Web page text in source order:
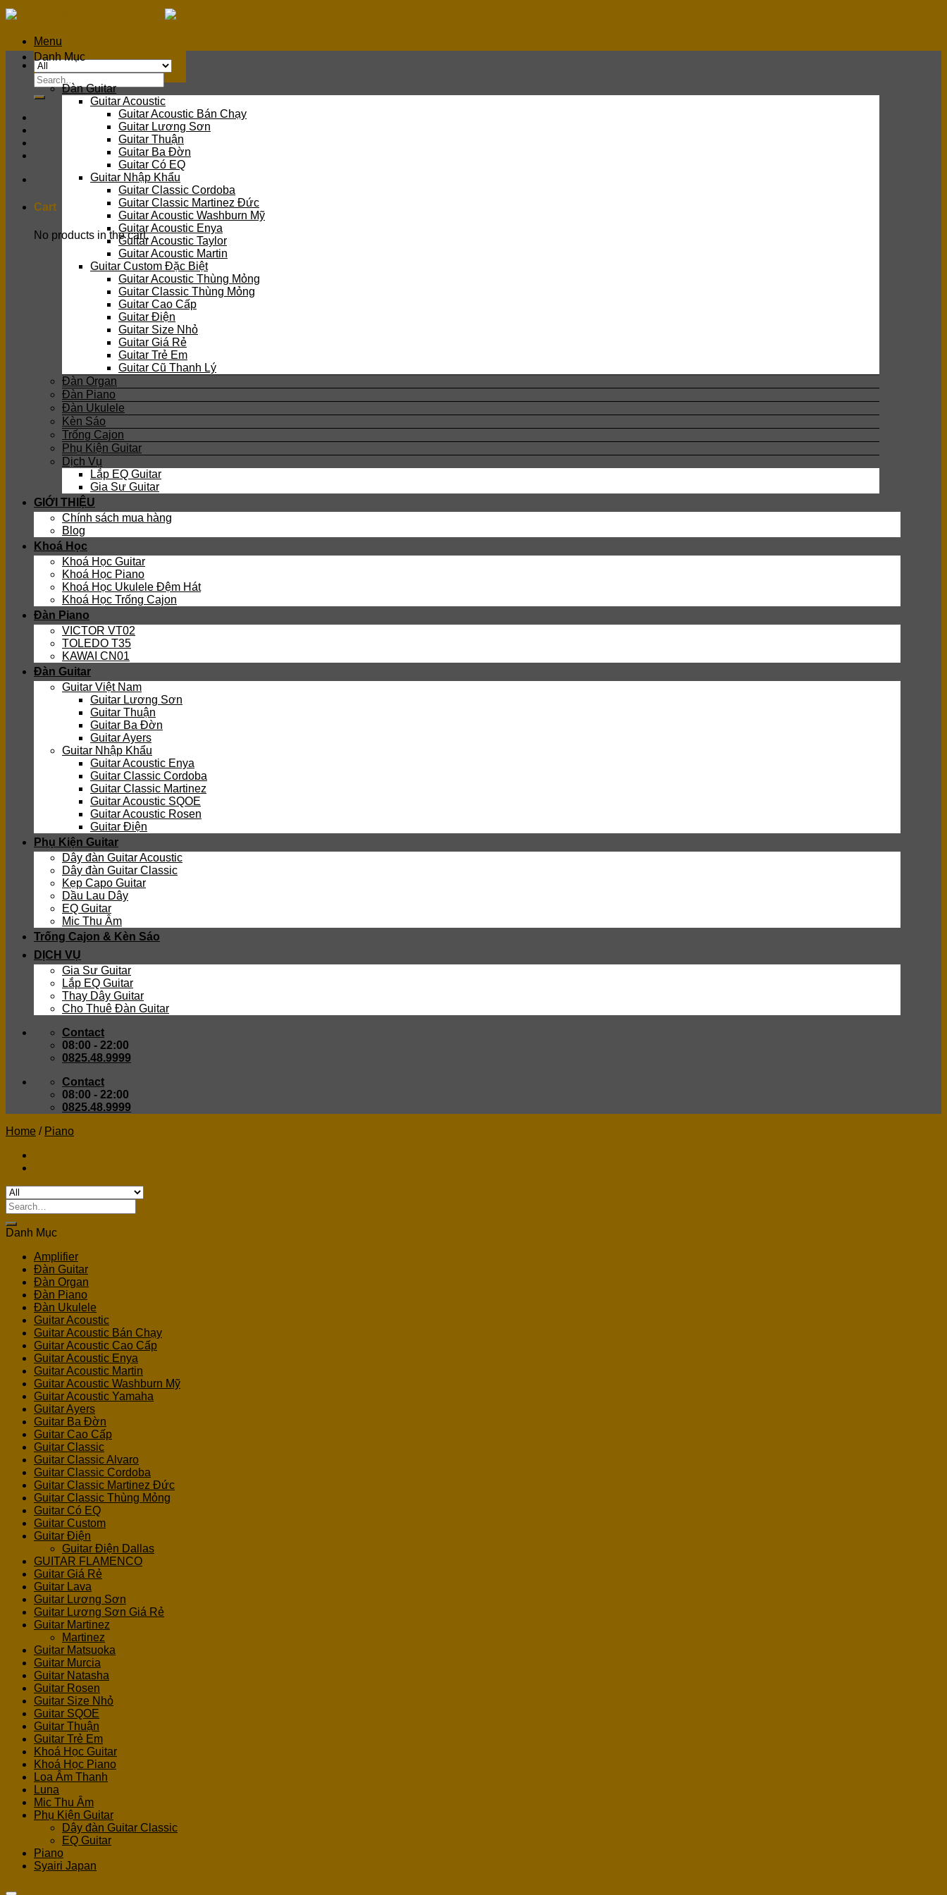
Skip
to
contentMenu
Search
for:
Cart
No products in the cart.
Danh Mục
Đàn Guitar
Guitar Acoustic
Guitar Acoustic Bán Chạy
Guitar Lương Sơn
Guitar Thuận
Guitar Ba Đờn
Guitar Có EQ
Guitar Nhập Khẩu
Guitar Classic Cordoba
Guitar Classic Martinez Đức
Guitar Acoustic Washburn Mỹ
Guitar Acoustic Enya
Guitar Acoustic Taylor
Guitar Acoustic Martin
Guitar Custom Đặc Biệt
Guitar Acoustic Thùng Mỏng
Guitar Classic Thùng Mỏng
Guitar Cao Cấp
Guitar Điện
Guitar Size Nhỏ
Guitar Giá Rẻ
Guitar Trẻ Em
Guitar Cũ Thanh Lý
Đàn Organ
Đàn Piano
Đàn Ukulele
Kèn Sáo
Trống Cajon
Phụ Kiện Guitar
Dịch Vụ
Lắp EQ Guitar
Gia Sư Guitar
GIỚI THIỆU
Chính sách mua hàng
Blog
Khoá Học
Khoá Học Guitar
Khoá Học Piano
Khoá Học Ukulele Đệm Hát
Khoá Học Trống Cajon
Đàn Piano
VICTOR VT02
TOLEDO T35
KAWAI CN01
Đàn Guitar
Guitar Việt Nam
Guitar Lương Sơn
Guitar Thuận
Guitar Ba Đờn
Guitar Ayers
Guitar Nhập Khẩu
Guitar Acoustic Enya
Guitar Classic Cordoba
Guitar Classic Martinez
Guitar Acoustic SQOE
Guitar Acoustic Rosen
Guitar Điện
Phụ Kiện Guitar
Dây đàn Guitar Acoustic
Dây đàn Guitar Classic
Kẹp Capo Guitar
Dầu Lau Dây
EQ Guitar
Mic Thu Âm
Trống Cajon & Kèn Sáo
DỊCH VỤ
Gia Sư Guitar
Lắp EQ Guitar
Thay Dây Guitar
Cho Thuê Đàn Guitar
Contact
08:00 - 22:00
0825.48.9999
Contact
08:00 - 22:00
0825.48.9999
Home / Piano
Search
for:
Danh Mục
Amplifier
Đàn Guitar
Đàn Organ
Đàn Piano
Đàn Ukulele
Guitar Acoustic
Guitar Acoustic Bán Chạy
Guitar Acoustic Cao Cấp
Guitar Acoustic Enya
Guitar Acoustic Martin
Guitar Acoustic Washburn Mỹ
Guitar Acoustic Yamaha
Guitar Ayers
Guitar Ba Đờn
Guitar Cao Cấp
Guitar Classic
Guitar Classic Alvaro
Guitar Classic Cordoba
Guitar Classic Martinez Đức
Guitar Classic Thùng Mỏng
Guitar Có EQ
Guitar Custom
Guitar Điện
Guitar Điện Dallas
GUITAR FLAMENCO
Guitar Giá Rẻ
Guitar Lava
Guitar Lương Sơn
Guitar Lương Sơn Giá Rẻ
Guitar Martinez
Martinez
Guitar Matsuoka
Guitar Murcia
Guitar Natasha
Guitar Rosen
Guitar Size Nhỏ
Guitar SQOE
Guitar Thuận
Guitar Trẻ Em
Khoá Học Guitar
Khoá Học Piano
Loa Âm Thanh
Luna
Mic Thu Âm
Phụ Kiện Guitar
Dây đàn Guitar Classic
EQ Guitar
Piano
Syairi Japan